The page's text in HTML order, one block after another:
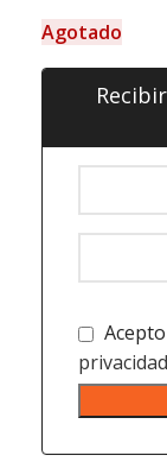
Agotado
privacidad